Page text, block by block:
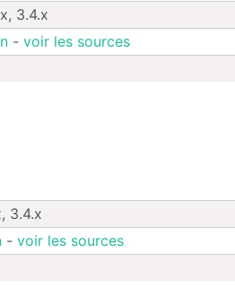
3.4.x
- voir les sources
3.4.x
- voir les sources